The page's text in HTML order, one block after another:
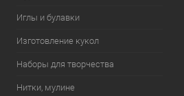
Иглы и булавки
Изготовление кукол
Наборы для творчества
Нитки, мулине